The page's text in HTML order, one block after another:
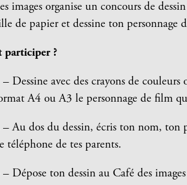
images organise un concours de
de papier et dessine ton personnage
participer ?
– Dessine avec des crayons de
A4 ou A3 le personnage de film
– Au dos du dessin, écris ton nom, ton
téléphone de tes parents.
– Dépose ton dessin au Café des